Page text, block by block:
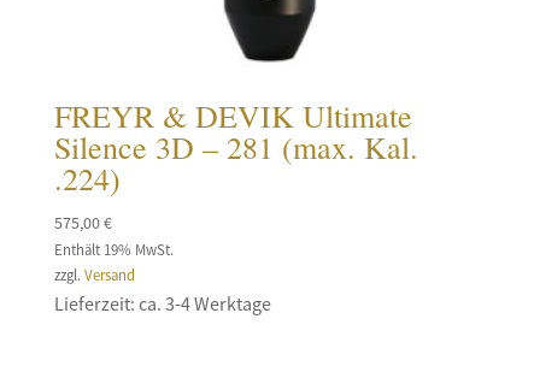
FREYR & DEVIK Ultimate
Silence 3D – 281 (max. Kal.
.224)
575,00€
Enthält 19% MwSt.
zzgl. Versand
Lieferzeit: ca. 3-4 Werktage